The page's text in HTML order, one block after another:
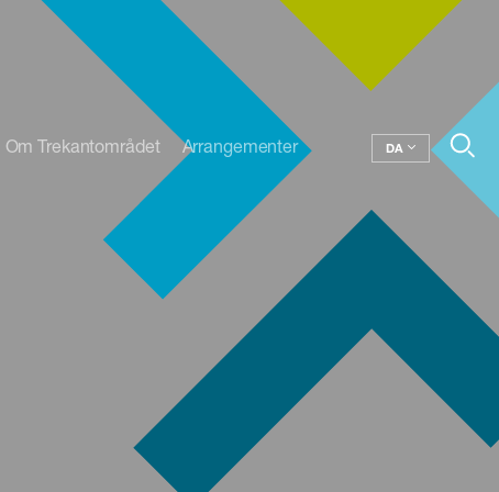
Om Trekantområdet Arrangementer DA